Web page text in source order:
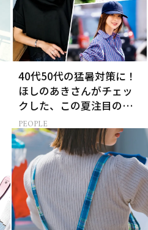
40代50代の猛暑対策に！
ほしのあきさんがチェッ
クした、この夏注目の暑
さ対策グッズ3選
PEOPLE